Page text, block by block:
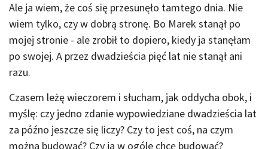
Ale ja wiem, że coś się przesunęło tamtego dnia. Nie
wiem tylko, czy w dobrą stronę. Bo Marek stanął po
mojej stronie - ale zrobił to dopiero, kiedy ja stanęłam
po swojej. A przez dwadzieścia pięć lat nie stanął ani
razu.
Czasem leżę wieczorem i słucham, jak oddycha obok, i
myślę: czy jedno zdanie wypowiedziane dwadzieścia lat
za późno jeszcze się liczy? Czy to jest coś, na czym
można budować? Czy ja w ogóle chcę budować?